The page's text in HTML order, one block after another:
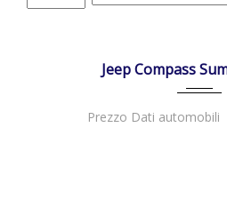
Jeep Compass
Prezzo Dati automobili